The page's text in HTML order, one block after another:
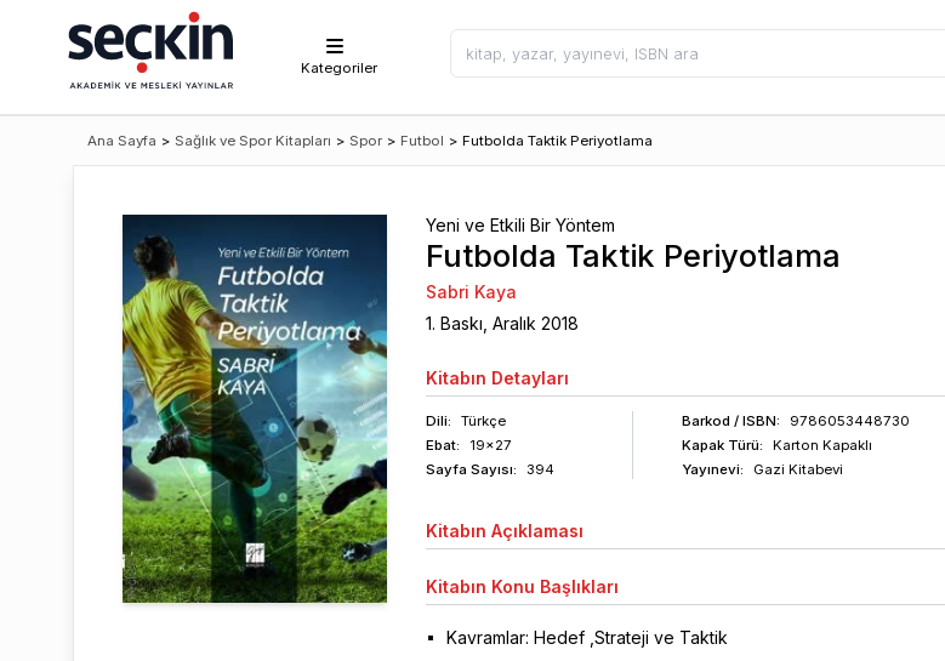
Kategoriler
Ana Sayfa > Sağlık ve Spor Kitapları > Spor > Futbol > Futbolda Taktik Periyotlama
Yeni ve Etkili Bir Yöntem
Futbolda Taktik Periyotlama
Sabri Kaya
1. Baskı, Aralık 2018
Kitabın Detayları
Dili:
Türkçe
Ebat:
19x27
Sayfa Sayısı: 394
Barkod / ISBN:
9786053448730
Kapak Türü:
Karton Kapaklı
Yayınevi:
Gazi Kitabevi
Kitabın Açıklaması
Kitabın Konu Başlıkları
Kavramlar: Hedef ,Strateji ve Taktik